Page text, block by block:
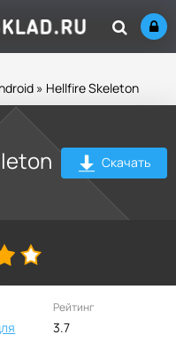
» Hellfire Skeleton
Скачать
Рейтинг
3.7